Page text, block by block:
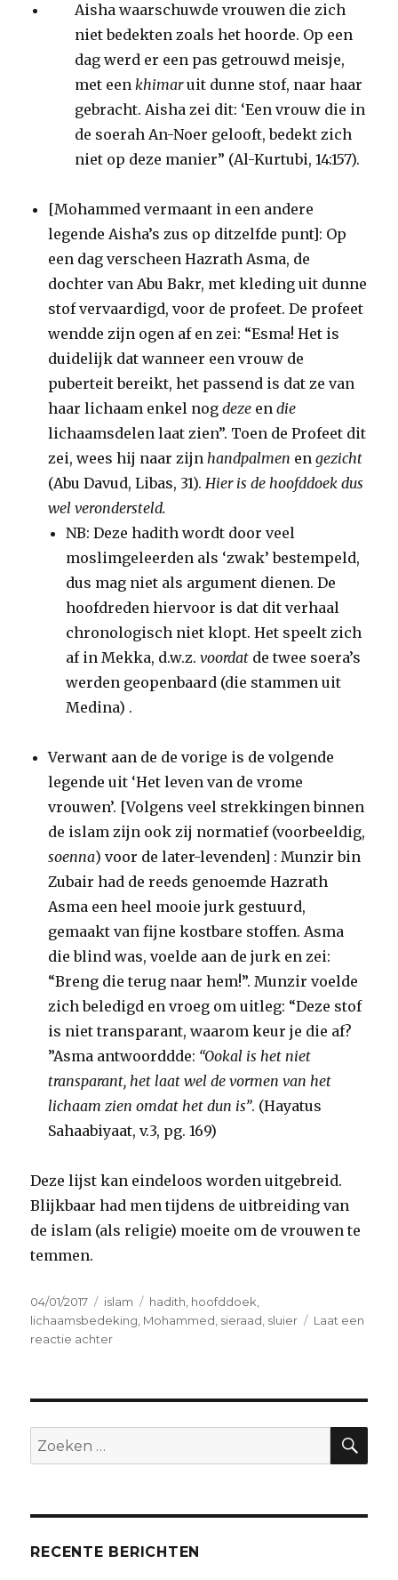
Aisha waarschuwde vrouwen die zich
niet bedekten zoals het hoorde. Op een
dag werd er een pas getrouwd meisje,
met eenkhimaruit dunne stof, naar haar
gebracht. Aisha zei dit: ‘Een vrouw die in
de soerah An-Noer gelooft, bedekt zich
niet op deze manier” (Al-Kurtubi, 14:157).
[Mohammed vermaant in een andere
legende Aisha’s zus op ditzelfde punt]: Op
een dag verscheen Hazrath Asma, de
dochter van Abu Bakr, met kleding uit dunne
stof vervaardigd, voor de profeet. De profeet
wendde zijn ogen af en zei: “Esma! Het is
duidelijk dat wanneer een vrouw de
puberteit bereikt, het passend is dat ze van
haar lichaam enkel nogdeze endie
lichaamsdelen laat zien”. Toen de Profeet dit
zei, wees hij naar zijnhandpalmen engezicht
(Abu Davud, Libas, 31).Hier is de hoofddoek dus
wel verondersteld.
NB: Deze hadith wordt door veel
moslimgeleerden als ‘zwak’ bestempeld,
dus mag niet als argument dienen. De
hoofdreden hiervoor is dat dit verhaal
chronologisch niet klopt. Het speelt zich
af in Mekka, d.w.z.voordat de twee soera’s
werden geopenbaard (die stammen uit
Medina) .
Verwant aan de de vorige is de volgende
legende uit ‘Het leven van de vrome
vrouwen’. [Volgens veel strekkingen binnen
de islam zijn ook zij normatief (voorbeeldig,
soenna) voor de later-levenden] : Munzir bin
Zubair had de reeds genoemde Hazrath
Asma een heel mooie jurk gestuurd,
gemaakt van fijne kostbare stoffen. Asma
die blind was, voelde aan de jurk en zei:
“Breng die terug naar hem!”. Munzir voelde
zich beledigd en vroeg om uitleg: “Deze stof
is niet transparant, waarom keur je die af?
”Asma antwoorddde: “Ookal is het niet
transparant, het laat wel de vormen van het
lichaam zien omdat het dun is”. (Hayatus
Sahaabiyaat, v.3, pg. 169)
Deze lijst kan eindeloos worden uitgebreid.
Blijkbaar had men tijdens de uitbreiding van
de islam (als religie) moeite om de vrouwen te
temmen.
Geplaatst
op
04/01/2017 Categorieën
islam Tags
hadith hoofddoek
lichaamsbedeking Mohammed sieraad sluier
Laat een
reactie achterop
facts
Zoeken
naar:
RECENTE BERICHTEN